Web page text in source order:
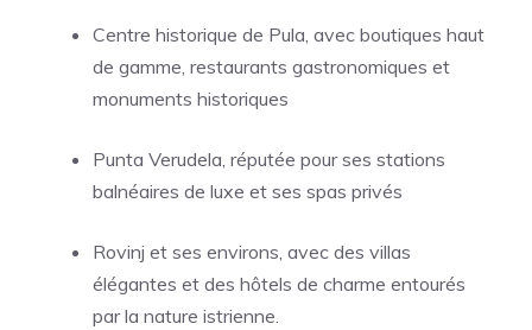
Centre historique de Pula, avec boutiques haut
de gamme, restaurants gastronomiques et
monuments historiques
Punta Verudela, réputée pour ses stations
balnéaires de luxe et ses spas privés
Rovinj et ses environs, avec des villas
élégantes et des hôtels de charme entourés
par la nature istrienne.